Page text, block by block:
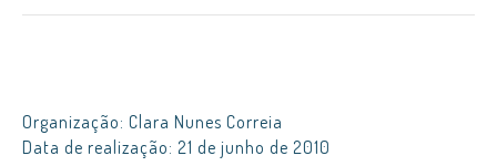
Organização: Clara Nunes Correia
Data de realização: 21 de junho de 2010